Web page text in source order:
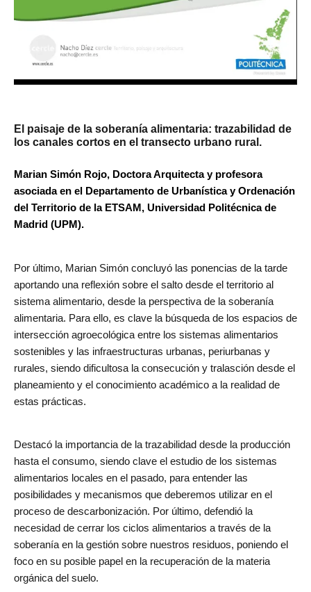
El paisaje de la soberanía alimentaria: trazabilidad de
los canales cortos en el transecto urbano rural.
Marian Simón Rojo, Doctora Arquitecta y profesora
asociada en el Departamento de Urbanística y Ordenación
del Territorio de la ETSAM, Universidad Politécnica de
Madrid (UPM).
Por último, Marian Simón concluyó las ponencias de la tarde
aportando una reflexión sobre el salto desde el territorio al
sistema alimentario, desde la perspectiva de la soberanía
alimentaria. Para ello, es clave la búsqueda de los espacios de
intersección agroecológica entre los sistemas alimentarios
sostenibles y las infraestructuras urbanas, periurbanas y
rurales, siendo dificultosa la consecución y tralasción desde el
planeamiento y el conocimiento académico a la realidad de
estas prácticas.
Destacó la importancia de la trazabilidad desde la producción
hasta el consumo, siendo clave el estudio de los sistemas
alimentarios locales en el pasado, para entender las
posibilidades y mecanismos que deberemos utilizar en el
proceso de descarbonización. Por último, defendió la
necesidad de cerrar los ciclos alimentarios a través de la
soberanía en la gestión sobre nuestros residuos, poniendo el
foco en su posible papel en la recuperación de la materia
orgánica del suelo.